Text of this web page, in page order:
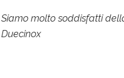
Siamo molto soddisfatti
Duecinox